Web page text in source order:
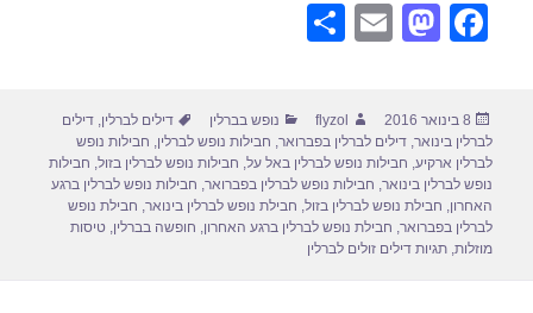
F
e
b
o
o
M
o
d
o
n
E
e
פורסם
בתאריך
8 בינואר 2016 מחבר
flyzol קטגוריות
נופש בברלין תגיות
דילים לברלין,דילים
לברלין בינואר,דילים לברלין בפברואר, חבילות נופש לברלין, חבילות נופש
לברלין ארקיע, חבילות נופש לברלין באל על, חבילות נופש לברלין בזול, חבילות
נופש לברלין בינואר, חבילות נופש לברלין בפברואר, חבילות נופש לברלין ברגע
האחרון, חבילת נופש לברלין בזול, חבילת נופש לברלין בינואר, חבילת נופש
לברלין בפברואר, חבילת נופש לברלין ברגע האחרון, חופשה בברלין,טיסות
מוזלות,תגיות דילים זולים לברלין